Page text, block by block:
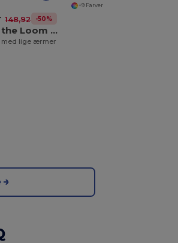
148,92 kr-50%
Fruit of the Loom SC250
med lige ærmer
+9 Farver